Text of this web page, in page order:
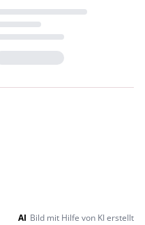
AI Bild mit Hilfe von KI erstellt